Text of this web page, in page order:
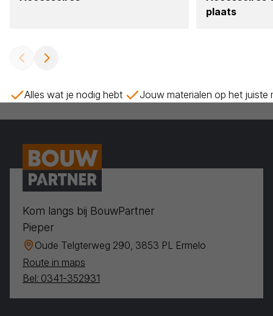
plaats
Alles wat je nodig hebt Jouw materialen op het juiste
Kom langs bij BouwPartner
Pieper
Oude Telgterweg 290, 3853 PL Ermelo
Route in maps
Bel: 0341-352931